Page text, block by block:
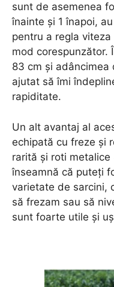
sunt de asemenea
înainte și 1 înapoi,
pentru a regla
mod corespunzător.
83 cm și
ajutat să îmi
rapiditate.
Un alt avantaj al
echipată cu freze și
rarită și roti
înseamnă că puteți
varietate de sarcini,
să frezam sau să
sunt foarte utile și